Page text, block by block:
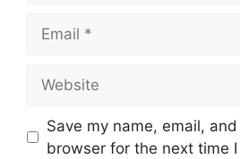
Save my name, email,
browser for the next time